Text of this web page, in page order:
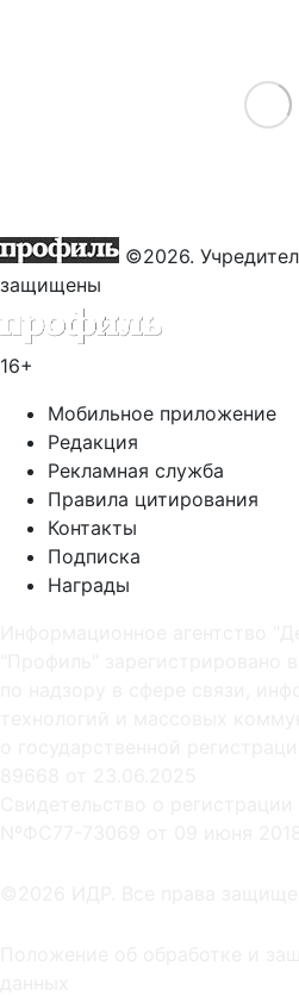
Load
©2026.
защищены
16+
Мобильное приложение
Редакция
Рекламная служба
Правила цитирования
Контакты
Подписка
Награды